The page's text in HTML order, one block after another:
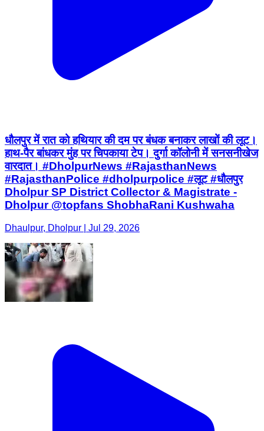
धौलपुर में रात को हथियार की दम पर बंधक बनाकर लाखों की लूट।
हाथ-पैर बांधकर मुंह पर चिपकाया टेप। दुर्गा कॉलोनी में सनसनीखेज
वारदात। #DholpurNews #RajasthanNews
#RajasthanPolice #dholpurpolice #लूट #धौलपुर
Dholpur SP District Collector & Magistrate -
Dholpur @topfans ShobhaRani Kushwaha
Dhaulpur, Dholpur | Jul 29, 2026